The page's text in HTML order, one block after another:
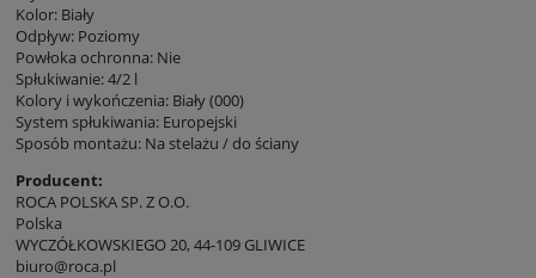
Kolor: Biały
Odpływ: Poziomy
Powłoka ochronna: Nie
Spłukiwanie: 4/2 l
Kolory i wykończenia: Biały (000)
System spłukiwania: Europejski
Sposób montażu: Na stelażu / do ściany
Producent:
ROCA POLSKA SP. Z O.O.
Polska
WYCZÓŁKOWSKIEGO 20, 44-109 GLIWICE
biuro@roca.pl